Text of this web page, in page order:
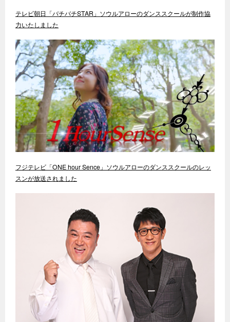
テレビ朝日「バチバチSTAR」ソウルアローのダンススクールが制作協
力いたしました
フジテレビ「ONE hour Sence」ソウルアローのダンススクールのレッ
スンが放送されました